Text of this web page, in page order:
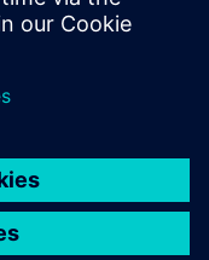
blogjára